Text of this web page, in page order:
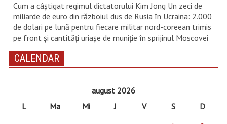
Cum a câștigat regimul dictatorului Kim Jong Un zeci de
miliarde de euro din războiul dus de Rusia în Ucraina: 2.000
de dolari pe lună pentru fiecare militar nord-coreean trimis
pe front și cantități uriașe de muniție în sprijinul Moscovei
CALENDAR
august 2026
L
Ma Mi J V S
D